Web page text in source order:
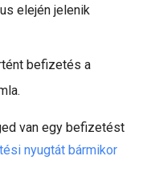
elején jelenik
befizetés a
van egy befizetést
nyugtát bármikor